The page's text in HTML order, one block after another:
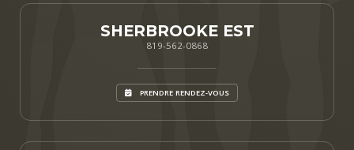
SHERBROOKE EST
819-562-0868
PRENDRE RENDEZ-VOUS